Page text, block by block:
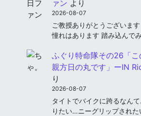
ァン より
2026-08-07
ご教授ありがとうございま
憧れはあります 踏み込んで
ふぐり特命隊その26「
親方日の丸です」ーIN
り
2026-08-07
タイトでバイクに跨るなん
りたい…ニーグリップされた